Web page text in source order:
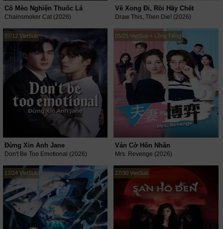
Cô Mèo Nghiện Thuốc Lá
Chainsmoker Cat (2026)
Vẽ Xong Đi, Rồi Hãy Chết
Draw This, Then Die! (2026)
07/12 VietSub
Đừng Xin Anh Jane
Don't Be Too Emotional (2026)
05/25 VietSub + Lồng Tiếng
Ván Cờ Hôn Nhân
Mrs. Revenge (2026)
17/24 VietSub 27/30 VietSub